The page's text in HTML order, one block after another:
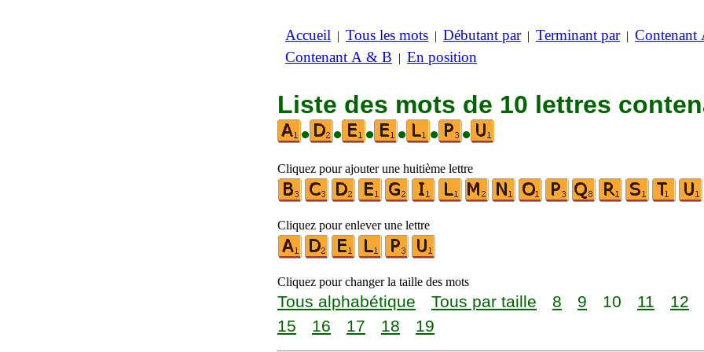
Accueil | Tous les mots | Débutant par| Terminant par| Contenant
Contenant A & B | En position
Liste des mots de 10 lettres
•
• • • • •
Cliquez pour ajouter une huitième lettre
Cliquez pour enlever une lettre
Cliquez pour changer la taille des mots
Tous alphabétique Tous par taille 8 9 10 11 12
15
16 17 18 19